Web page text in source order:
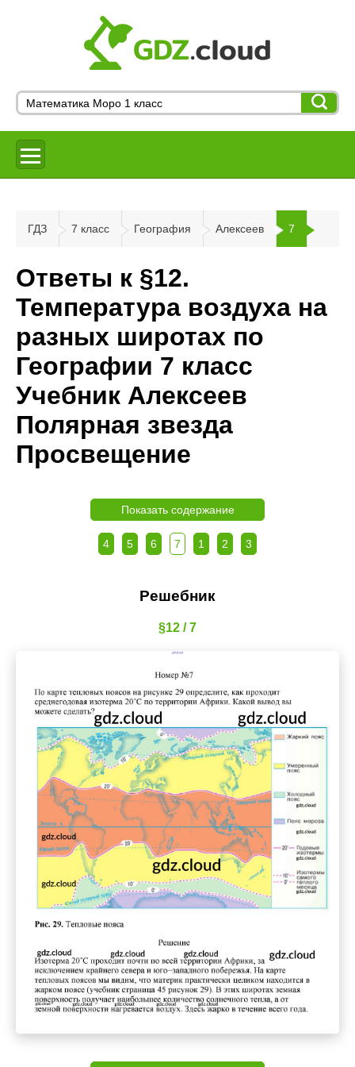
ГДЗ 7 класс География Алексеев 7
Ответы к §12.
Температура воздуха на
разных широтах по
Географии 7 класс
Учебник Алексеев
Полярная звезда
Просвещение
Показать содержание
4 5 6 7 1 2 3
Решебник
§12 / 7